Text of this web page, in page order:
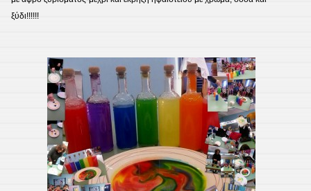
ξύδι!!!!!!